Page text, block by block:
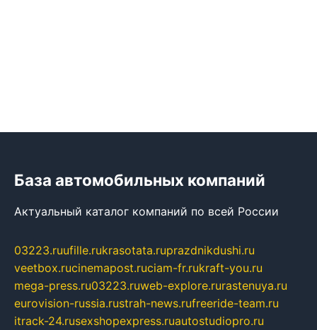
База автомобильных компаний
Актуальный каталог компаний по всей России
03223.ruufille.rukrasotata.ruprazdnikdushi.ru
veetbox.rucinemapost.ruciam-fr.rukraft-you.ru
mega-press.ru03223.ruweb-explore.rurastenuya.ru
eurovision-russia.rustrah-news.rufreeride-team.ru
itrack-24.rusexshopexpress.ruautostudiopro.ru